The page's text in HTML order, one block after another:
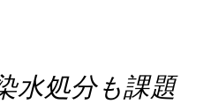
水処分も課題